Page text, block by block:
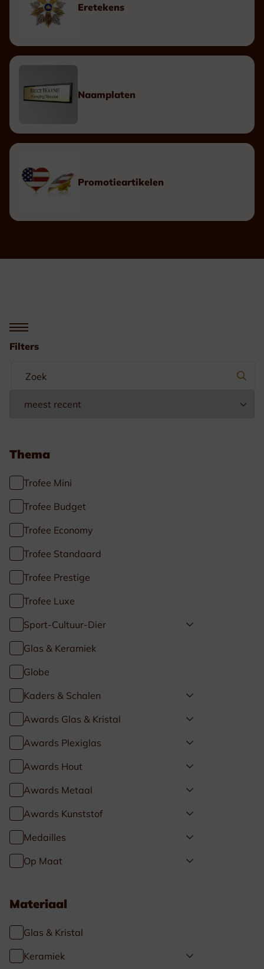
Eretekens
Naamplaten
Promotieartikelen
Filters
Thema
Trofee Mini
Trofee Budget
Trofee Economy
Trofee Standaard
Trofee Prestige
Trofee Luxe
Sport-Cultuur-Dier
Glas & Keramiek
Globe
Kaders & Schalen
Awards Glas & Kristal
Awards Plexiglas
Awards Hout
Awards Metaal
Awards Kunststof
Medailles
Op Maat
Materiaal
Glas & Kristal
Keramiek